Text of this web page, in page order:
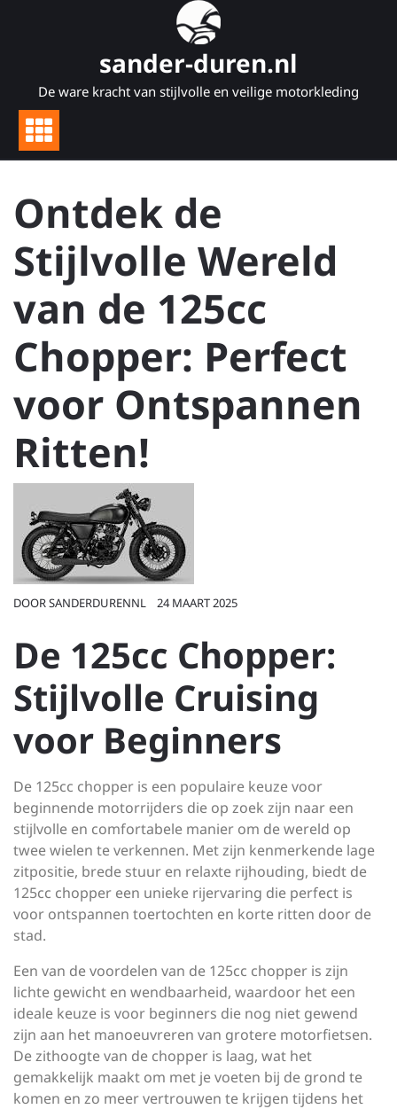
sander-duren.nl
De ware kracht van stijlvolle en veilige motorkleding
Ontdek de
Stijlvolle Wereld
van de 125cc
Chopper: Perfect
voor Ontspannen
Ritten!
DOORSANDERDURENNL 24 MAART 2025
De 125cc Chopper:
Stijlvolle Cruising
voor Beginners
De 125cc chopper is een populaire keuze voor
beginnende motorrijders die op zoek zijn naar een
stijlvolle en comfortabele manier om de wereld op
twee wielen te verkennen. Met zijn kenmerkende lage
zitpositie, brede stuur en relaxte rijhouding, biedt de
125cc chopper een unieke rijervaring die perfect is
voor ontspannen toertochten en korte ritten door de
stad.
Een van de voordelen van de 125cc chopper is zijn
lichte gewicht en wendbaarheid, waardoor het een
ideale keuze is voor beginners die nog niet gewend
zijn aan het manoeuvreren van grotere motorfietsen.
De zithoogte van de chopper is laag, wat het
gemakkelijk maakt om met je voeten bij de grond te
komen en zo meer vertrouwen te krijgen tijdens het